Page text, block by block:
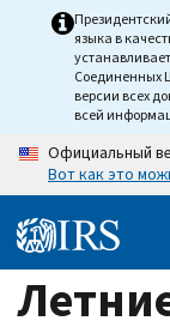
языка в
Соединенных
версии всех
всей
Официальный
Вот как это